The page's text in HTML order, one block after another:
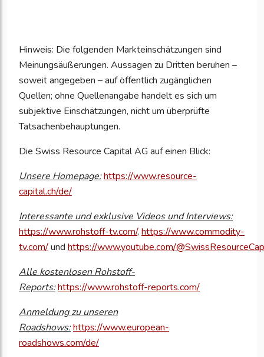
Hinweis: Die folgenden Markteinschätzungen sind
Meinungsäußerungen. Aussagen zu Dritten beruhen –
soweit angegeben – auf öffentlich zugänglichen
Quellen; ohne Quellenangabe handelt es sich um
subjektive Einschätzungen, nicht um überprüfte
Tatsachenbehauptungen.
Die Swiss Resource Capital AG auf einen Blick:
Unsere Homepage:https://www.resource-
capital.ch/de/
Interessante und exklusive Videos und Interviews:
https://www.rohstoff-tv.com/, https://www.commodity-
tv.com/und https://www.youtube.com/
Alle kostenlosen Rohstoff-
Reports:https://www.rohstoff-reports.com/
Anmeldung zu unseren
Roadshows:https://www.european-
roadshows.com/de/